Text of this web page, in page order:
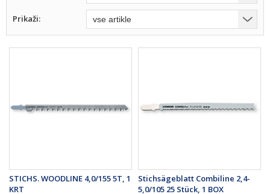
Prikaži:
STICHS. WOODLINE 4,0/155 5T, 1
KRT
Stichsägeblatt Combiline 2,4-
5,0/105 25 Stück, 1 BOX